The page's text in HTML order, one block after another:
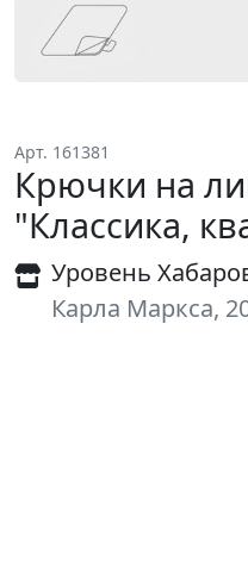
Арт. 161381
Крючки на
"Классика,
Уровень
Карла Маркса,